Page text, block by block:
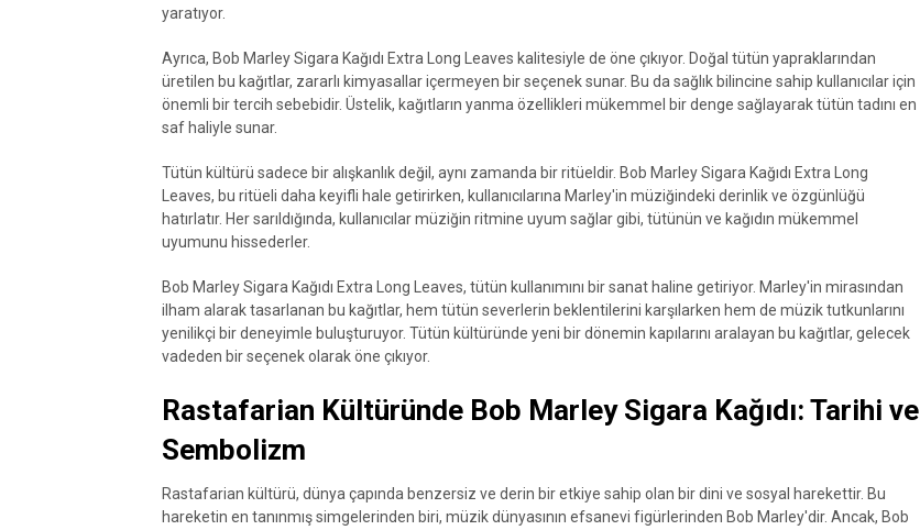
yaratıyor.
Ayrıca, Bob Marley Sigara Kağıdı Extra Long Leaves kalitesiyle de öne çıkıyor. Doğal tütün yapraklarından
üretilen bu kağıtlar, zararlı kimyasallar içermeyen bir seçenek sunar. Bu da sağlık bilincine sahip kullanıcılar için
önemli bir tercih sebebidir. Üstelik, kağıtların yanma özellikleri mükemmel bir denge sağlayarak tütün tadını en
saf haliyle sunar.
Tütün kültürü sadece bir alışkanlık değil, aynı zamanda bir ritüeldir. Bob Marley Sigara Kağıdı Extra Long
Leaves, bu ritüeli daha keyifli hale getirirken, kullanıcılarına Marley'in müziğindeki derinlik ve özgünlüğü
hatırlatır. Her sarıldığında, kullanıcılar müziğin ritmine uyum sağlar gibi, tütünün ve kağıdın mükemmel
uyumunu hissederler.
Bob Marley Sigara Kağıdı Extra Long Leaves, tütün kullanımını bir sanat haline getiriyor. Marley'in mirasından
ilham alarak tasarlanan bu kağıtlar, hem tütün severlerin beklentilerini karşılarken hem de müzik tutkunlarını
yenilikçi bir deneyimle buluşturuyor. Tütün kültüründe yeni bir dönemin kapılarını aralayan bu kağıtlar, gelecek
vadeden bir seçenek olarak öne çıkıyor.
Rastafarian Kültüründe Bob Marley Sigara Kağıdı: Tarihi ve
Sembolizm
Rastafarian kültürü, dünya çapında benzersiz ve derin bir etkiye sahip olan bir dini ve sosyal harekettir. Bu
hareketin en tanınmış simgelerinden biri, müzik dünyasının efsanevi figürlerinden Bob Marley'dir. Ancak, Bob